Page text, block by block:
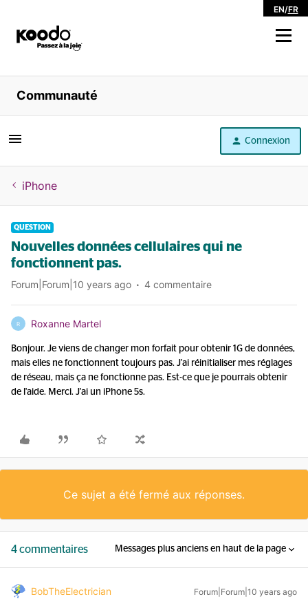
EN/FR
Magasiner
Libre service
Aide
Communauté
Connexion
iPhone
QUESTION
Nouvelles données cellulaires qui ne
fonctionnent pas.
Forum|Forum|10 years ago 4 commentaire
R Roxanne Martel
Bonjour. Je viens de changer mon forfait pour obtenir 1G de données,
mais elles ne fonctionnent toujours pas. J'ai réinitialiser mes réglages
de réseau, mais ça ne fonctionne pas. Est-ce que je pourrais obtenir
de l'aide. Merci. J'ai un iPhone 5s.
Ce sujet a été fermé aux réponses.
4 commentaires Messages plus anciens en haut de la page
BobTheElectrician Forum|Forum|10 years ago